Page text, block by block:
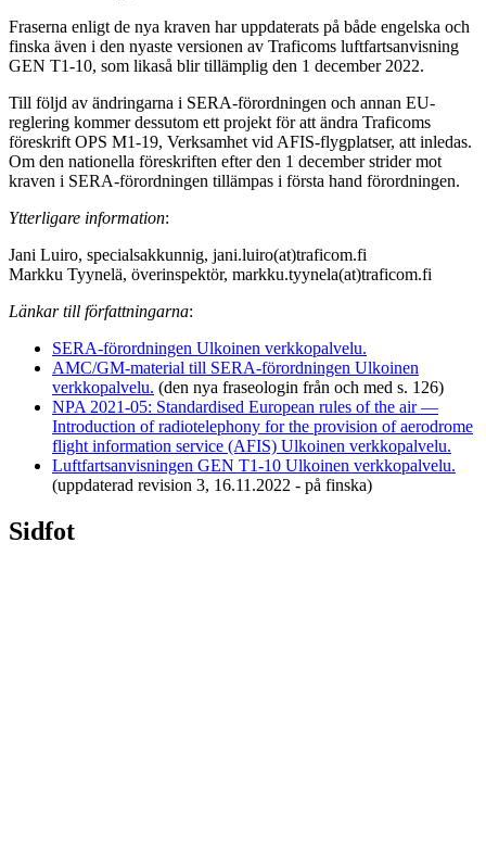
Fraserna enligt de nya kraven har uppdaterats på både engelska och
finska även i den nyaste versionen av Traficoms luftfartsanvisning
GEN T1-10, som likaså blir tillämplig den 1 december 2022.
Till följd av ändringarna i SERA-förordningen och annan EU-
reglering kommer dessutom ett projekt för att ändra Traficoms
föreskrift OPS M1-19, Verksamhet vid AFIS-flygplatser, att inledas.
Om den nationella föreskriften efter den 1 december strider mot
kraven i SERA-förordningen tillämpas i första hand förordningen.
Ytterligare information:
Jani Luiro, specialsakkunnig, jani.luiro(at)traficom.fi
Markku Tyynelä, överinspektör, markku.tyynela(at)traficom.fi
Länkar till författningarna:
SERA-förordningen Ulkoinen verkkopalvelu.
AMC/GM-material till SERA-förordningen Ulkoinen
verkkopalvelu. (den nya fraseologin från och med s. 126)
NPA 2021-05: Standardised European rules of the air —
Introduction of radiotelephony for the provision of aerodrome
flight information service (AFIS) Ulkoinen verkkopalvelu.
Luftfartsanvisningen GEN T1-10 Ulkoinen verkkopalvelu.
(uppdaterad revision 3, 16.11.2022 - på finska)
Sidfot